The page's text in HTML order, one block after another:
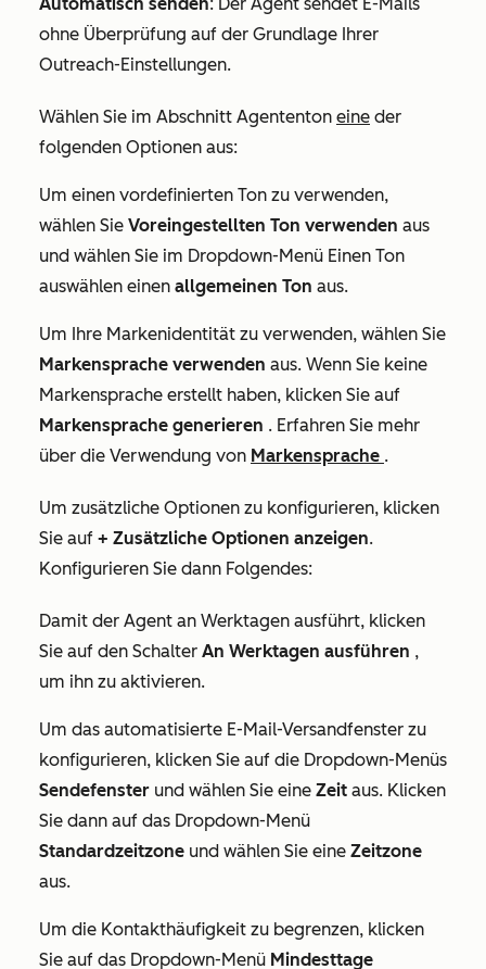
ohne Überprüfung auf der Grundlage Ihrer
Outreach-Einstellungen.
Wählen Sie im Abschnitt Agententon eine der
folgenden Optionen aus:
Um einen vordefinierten Ton zu verwenden,
wählen Sie Voreingestellten Ton verwenden aus
und wählen Sie im Dropdown-Menü Einen Ton
auswählen einen allgemeinen Ton aus.
Um Ihre Markenidentität zu verwenden, wählen Sie
Markensprache verwenden aus. Wenn Sie keine
Markensprache erstellt haben, klicken Sie auf
Markensprache generieren . Erfahren Sie mehr
über die Verwendung von Markensprache .
Um zusätzliche Optionen zu konfigurieren, klicken
Sie auf + Zusätzliche Optionen anzeigen.
Konfigurieren Sie dann Folgendes:
Damit der Agent an Werktagen ausführt, klicken
Sie auf den Schalter An Werktagen ausführen ,
um ihn zu aktivieren.
Um das automatisierte E-Mail-Versandfenster zu
konfigurieren, klicken Sie auf die Dropdown-Menüs
Sendefenster und wählen Sie eine Zeit aus. Klicken
Sie dann auf das Dropdown-Menü
Standardzeitzone und wählen Sie eine Zeitzone
aus.
Um die Kontakthäufigkeit zu begrenzen, klicken
Sie auf das Dropdown-Menü Mindesttage